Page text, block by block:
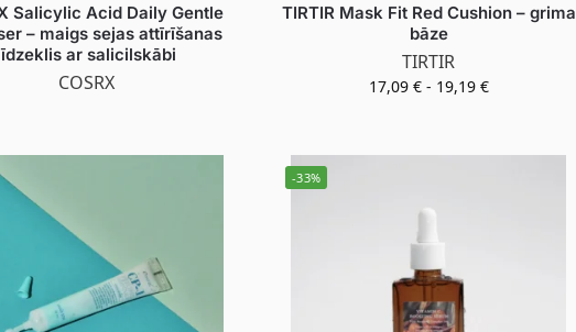
Salicylic Acid Daily Gentle
– maigs sejas attīrīšanas
ar salicilskābi
COSRX
TIRTIR Mask Fit Red Cushion – grima
bāze
TIRTIR
17,09 € - 19,19 €
-33%